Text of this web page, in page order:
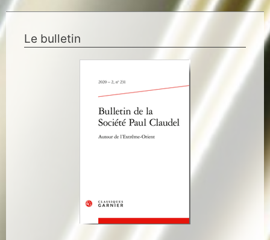
Le bulletin